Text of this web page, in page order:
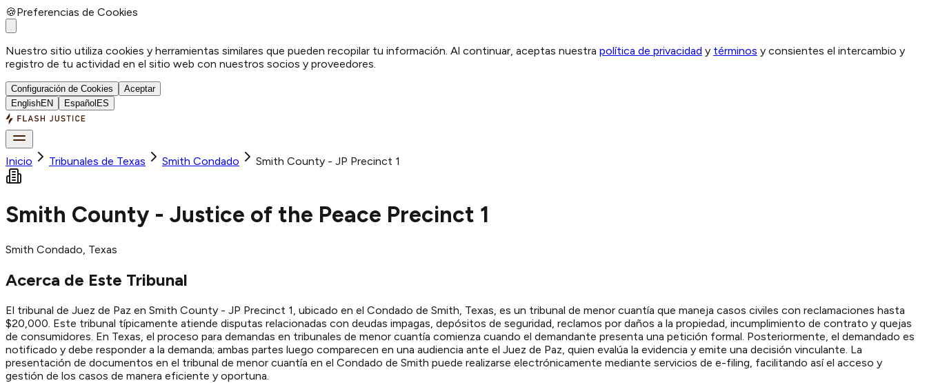
🍪Preferencias de Cookies
Nuestro sitio utiliza cookies y herramientas similares que pueden recopilar tu información. Al continuar, aceptas nuestra política de privacidad y términos y consientes el intercambio y
registro de tu actividad en el sitio web con nuestros socios y proveedores.
Configuración de Cookies
Aceptar
EnglishEN Español ES
Inicio Tribunales de Texas Smith Condado Smith County - JP Precinct 1
Smith County - Justice of the Peace Precinct 1
Smith Condado, Texas
Acerca de Este Tribunal
El tribunal de Juez de Paz en Smith County - JP Precinct 1, ubicado en el Condado de Smith, Texas, es un tribunal de menor cuantía que maneja casos civiles con reclamaciones hasta
$20,000. Este tribunal típicamente atiende disputas relacionadas con deudas impagas, depósitos de seguridad, reclamos por daños a la propiedad, incumplimiento de contrato y quejas
de consumidores. En Texas, el proceso para demandas en tribunales de menor cuantía comienza cuando el demandante presenta una petición formal. Posteriormente, el demandado es
notificado y debe responder a la demanda; ambas partes luego comparecen en una audiencia ante el Juez de Paz, quien evalúa la evidencia y emite una decisión vinculante. La
presentación de documentos en el tribunal de menor cuantía en el Condado de Smith puede realizarse electrónicamente mediante servicios de e-filing, facilitando así el acceso y
gestión de los casos de manera eficiente y oportuna.